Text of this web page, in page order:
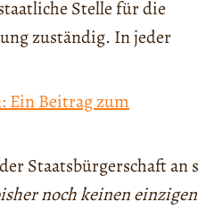
Stelle für die
zuständig. In jeder
Ein Beitrag zum
Staatsbürgerschaft an
noch keinen einzigen